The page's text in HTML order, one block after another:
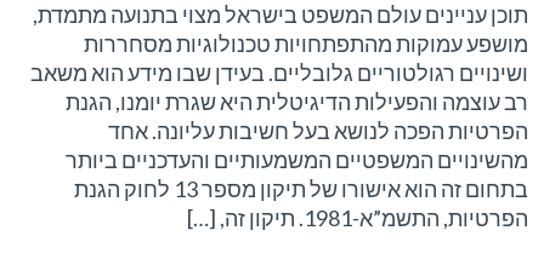
תוכן עניינים עולם המשפט בישראל מצוי בתנועה מתמדת,
מושפע עמוקות מהתפתחויות טכנולוגיות מסחררות
ושינויים רגולטוריים גלובליים. בעידן שבו מידע הוא משאב
רב עוצמה והפעילות הדיגיטלית היא שגרת יומנו, הגנת
הפרטיות הפכה לנושא בעל חשיבות עליונה. אחד
מהשינויים המשפטיים המשמעותיים והעדכניים ביותר
בתחום זה הוא אישורו של תיקון מספר 13 לחוק הגנת
הפרטיות, התשמ”א-1981. תיקון זה, […]